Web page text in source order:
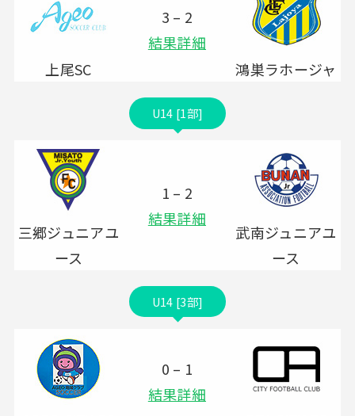
上尾SC
3 – 2
結果詳細
鴻巣ラホージャ
U14 [1部]
三郷ジュニアユ
ース
1 – 2
結果詳細
武南ジュニアユ
ース
U14 [3部]
0 – 1
結果詳細